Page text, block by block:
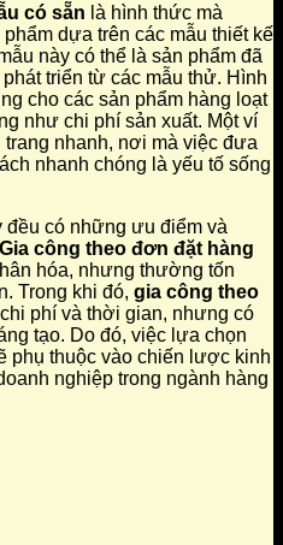
có sẵn là hình thức mà
dựa trên các mẫu thiết kế
này có thể là sản phẩm đã
triển từ các mẫu thử. Hình
cho các sản phẩm hàng loạt
như chi phí sản xuất. Một ví
nhanh, nơi mà việc đưa
nhanh chóng là yếu tố sống
có những ưu điểm và
Gia công theo đơn đặt hàng
hóa, nhưng thường tốn
Trong khi đó, gia công theo
phí và thời gian, nhưng có
tạo. Do đó, việc lựa chọn
phụ thuộc vào chiến lược kinh
nghiệp trong ngành hàng